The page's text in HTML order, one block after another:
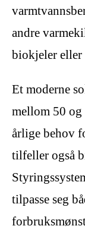
andre
biokjeler eller
Et moderne
mellom 50 og
årlige behov
tilfeller også
tilpasse seg